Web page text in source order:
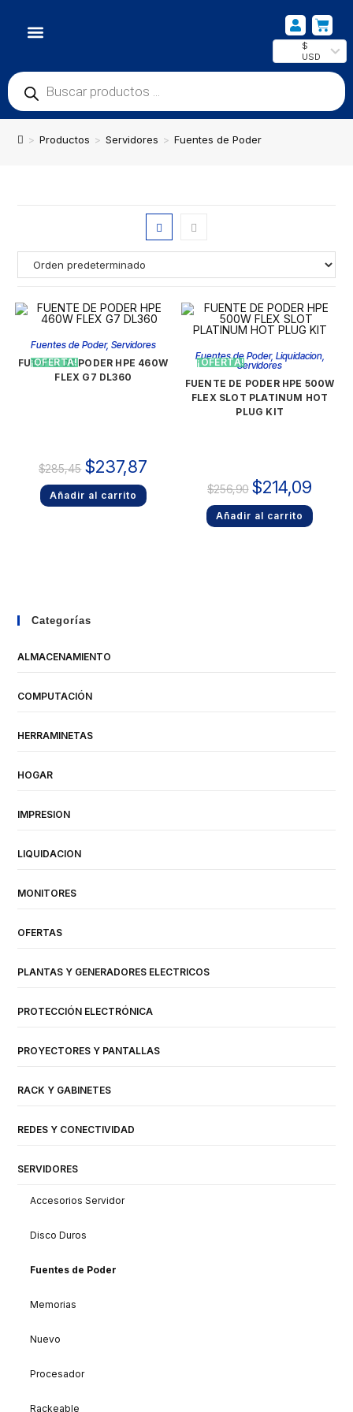
$
USD
> Productos > Servidores > Fuentes de Poder
¡OFERTA!
Fuentes de Poder, Servidores
FUENTE DE PODER HPE 460W
FLEX G7 DL360
$285,45 $237,87
Añadir al carrito
¡OFERTA!
Fuentes de Poder, Liquidacion,
Servidores
FUENTE DE PODER HPE 500W
FLEX SLOT PLATINUM HOT
PLUG KIT
$256,90 $214,09
Añadir al carrito
Categorías
ALMACENAMIENTO
COMPUTACIÓN
HERRAMINETAS
HOGAR
IMPRESION
LIQUIDACION
MONITORES
OFERTAS
PLANTAS Y GENERADORES ELECTRICOS
PROTECCIÓN ELECTRÓNICA
PROYECTORES Y PANTALLAS
RACK Y GABINETES
REDES Y CONECTIVIDAD
SERVIDORES
Accesorios Servidor
Disco Duros
Fuentes de Poder
Memorias
Nuevo
Procesador
Rackeable